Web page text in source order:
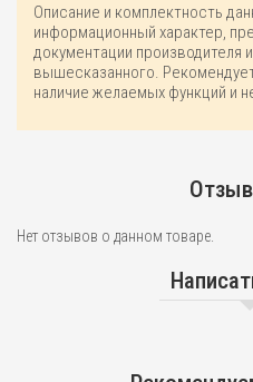
Описание и комплектность
информационный характер,
документации производителя
вышесказанного.
наличие желаемых функций и
Нет отзывов о данном товаре.